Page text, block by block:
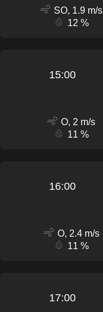
SO, 1.9 m/s
12 %
15:00
O, 2 m/s
11 %
16:00
O, 2.4 m/s
11 %
17:00